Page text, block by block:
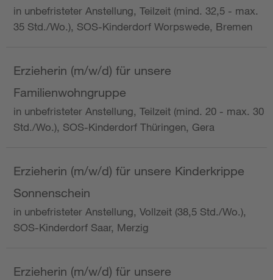
in unbefristeter Anstellung, Teilzeit (mind. 32,5 - max.
35 Std./Wo.), SOS-Kinderdorf Worpswede, Bremen
Erzieherin (m/w/d) für unsere
Familienwohngruppe
in unbefristeter Anstellung, Teilzeit (mind. 20 - max. 30
Std./Wo.), SOS-Kinderdorf Thüringen, Gera
Erzieherin (m/w/d) für unsere Kinderkrippe
Sonnenschein
in unbefristeter Anstellung, Vollzeit (38,5 Std./Wo.),
SOS-Kinderdorf Saar, Merzig
Erzieherin (m/w/d) für unsere